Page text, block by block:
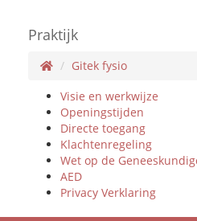
Praktijk
Gitek fysio
Visie en werkwijze
Openingstijden
Directe toegang
Klachtenregeling
Wet op de
AED
Privacy Verklaring